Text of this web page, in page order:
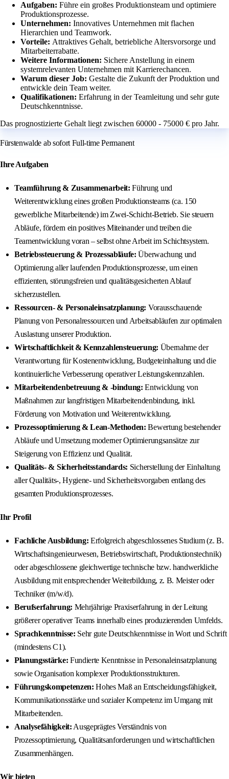
Aufgaben: Führe ein großes Produktionsteam und optimiere
Produktionsprozesse.
Unternehmen: Innovatives Unternehmen mit flachen
Hierarchien und Teamwork.
Vorteile: Attraktives Gehalt, betriebliche Altersvorsorge und
Mitarbeiterrabatte.
Weitere Informationen: Sichere Anstellung in einem
systemrelevanten Unternehmen mit Karrierechancen.
Warum dieser Job: Gestalte die Zukunft der Produktion und
entwickle dein Team weiter.
Qualifikationen: Erfahrung in der Teamleitung und sehr gute
Deutschkenntnisse.
Das prognostizierte Gehalt liegt zwischen 60000 - 75000 € pro Jahr.
Fürstenwalde ab sofort Full-time Permanent
Ihre Aufgaben
Teamführung & Zusammenarbeit: Führung und
Weiterentwicklung eines großen Produktionsteams (ca. 150
gewerbliche Mitarbeitende) im Zwei‑Schicht‑Betrieb. Sie steuern
Abläufe, fördern ein positives Miteinander und treiben die
Teamentwicklung voran – selbst ohne Arbeit im Schichtsystem.
Betriebssteuerung & Prozessabläufe: Überwachung und
Optimierung aller laufenden Produktionsprozesse, um einen
effizienten, störungsfreien und qualitätsgesicherten Ablauf
sicherzustellen.
Ressourcen- & Personaleinsatzplanung: Vorausschauende
Planung von Personalressourcen und Arbeitsabläufen zur optimalen
Auslastung unserer Produktion.
Wirtschaftlichkeit & Kennzahlensteuerung: Übernahme der
Verantwortung für Kostenentwicklung, Budgeteinhaltung und die
kontinuierliche Verbesserung operativer Leistungskennzahlen.
Mitarbeitendenbetreuung & -bindung: Entwicklung von
Maßnahmen zur langfristigen Mitarbeitendenbindung, inkl.
Förderung von Motivation und Weiterentwicklung.
Prozessoptimierung & Lean‑Methoden: Bewertung bestehender
Abläufe und Umsetzung moderner Optimierungsansätze zur
Steigerung von Effizienz und Qualität.
Qualitäts‑ & Sicherheitsstandards: Sicherstellung der Einhaltung
aller Qualitäts-, Hygiene- und Sicherheitsvorgaben entlang des
gesamten Produktionsprozesses.
Ihr Profil
Fachliche Ausbildung: Erfolgreich abgeschlossenes Studium (z. B.
Wirtschaftsingenieurwesen, Betriebswirtschaft, Produktionstechnik)
oder abgeschlossene gleichwertige technische bzw. handwerkliche
Ausbildung mit entsprechender Weiterbildung, z. B. Meister oder
Techniker (m/w/d).
Berufserfahrung: Mehrjährige Praxiserfahrung in der Leitung
größerer operativer Teams innerhalb eines produzierenden Umfelds.
Sprachkenntnisse: Sehr gute Deutschkenntnisse in Wort und Schrift
(mindestens C1).
Planungsstärke: Fundierte Kenntnisse in Personaleinsatzplanung
sowie Organisation komplexer Produktionsstrukturen.
Führungskompetenzen: Hohes Maß an Entscheidungsfähigkeit,
Kommunikationsstärke und sozialer Kompetenz im Umgang mit
Mitarbeitenden.
Analysefähigkeit: Ausgeprägtes Verständnis von
Prozessoptimierung, Qualitätsanforderungen und wirtschaftlichen
Zusammenhängen.
Wir bieten